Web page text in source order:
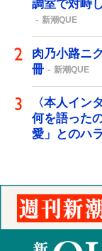
調室で対峙
新潮QUE
肉乃小路ニ
冊
新潮QUE
〈本人イン
何を語った
愛」とのハ